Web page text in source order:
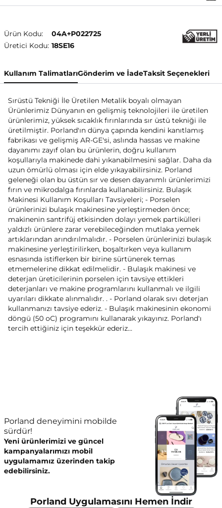
Ürün Kodu:
04A+P022725
Üretici Kodu: 18SE16
Kullanım TalimatlarıGönderim ve İadeTaksit Seçenekleri
Sırüstü Tekniği İle Üretilen Metalik boyalı olmayan
Ürünlerimiz Dünyanın en gelişmiş teknolojileri ile üretilen
ürünlerimiz, yüksek sıcaklık fırınlarında sır üstü tekniği ile
üretilmiştir. Porland'ın dünya çapında kendini kanıtlamış
fabrikası ve gelişmiş AR-GE'si, aslında hassas ve makine
dayanımı zayıf olan bu ürünlerin, doğru kullanım
koşullarıyla makinede dahi yıkanabilmesini sağlar. Daha da
uzun ömürlü olması için elde yıkayabilirsiniz. Porland
geleneği olan bu üstün sır ve desen dayanımlı ürünlerimizi
fırın ve mikrodalga fırınlarda kullanabilirsiniz. Bulaşık
Makinesi Kullanım Koşulları Tavsiyeleri; - Porselen
ürünlerinizi bulaşık makinesine yerleştirmeden önce;
makinenin santrifüj etkisinden dolayı yemek partikülleri
yaldızlı ürünlere zarar verebileceğinden mutlaka yemek
artıklarından arındırılmalıdır. - Porselen ürünlerinizi bulaşık
makinesine yerleştirilirken, boşaltırken veya kullanım
esnasında istiflerken bir birine sürtünerek temas
etmemelerine dikkat edilmelidir. - Bulaşık makinesi ve
deterjan üreticilerinin porselen için tavsiye ettikleri
deterjanları ve makine programlarını kullanmalı ve ilgili
uyarıları dikkate alınmalıdır. . - Porland olarak sıvı deterjan
kullanmanızı tavsiye ederiz. - Bulaşık makinesinin ekonomi
döngü (50 oC) programını kullanarak yıkayınız. Porland'ı
tercih ettiğiniz için teşekkür ederiz...
Porland deneyimini mobilde
sürdür!
Yeni ürünlerimizi ve güncel
kampanyalarımızı mobil
uygulamamız üzerinden takip
edebilirsiniz.
Porland Uygulamasını Hemen İndir